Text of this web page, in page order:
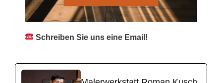
Schreiben Sie uns eine Email!